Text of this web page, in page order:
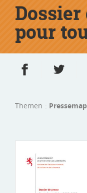
Dossier
pour
Partager sur
Themen